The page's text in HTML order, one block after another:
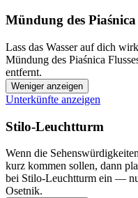
Mündung des Piaśnica
Lass das Wasser auf dich
Mündung des Piaśnica
entfernt.
Weniger anzeigen
Unterkünfte anzeigen
Stilo-Leuchtturm
Wenn die
kurz kommen sollen, dann
bei Stilo-Leuchtturm ein —
Osetnik.